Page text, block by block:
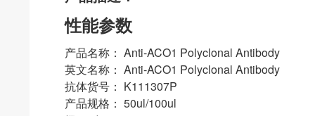
性能参数
产品名称： Anti-ACO1 Polyclonal Antibody
英文名称： Anti-ACO1 Polyclonal Antibody
抗体货号： K111307P
产品规格： 50ul/100ul